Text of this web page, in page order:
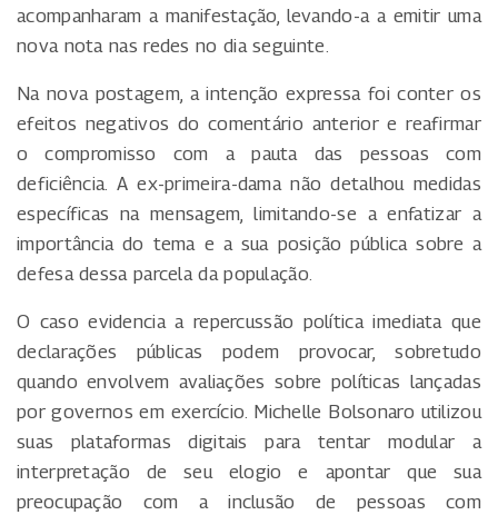
acompanharam a manifestação, levando-a a emitir uma
nova nota nas redes no dia seguinte.
Na nova postagem, a intenção expressa foi conter os
efeitos negativos do comentário anterior e reafirmar
o compromisso com a pauta das pessoas com
deficiência. A ex-primeira-dama não detalhou medidas
específicas na mensagem, limitando-se a enfatizar a
importância do tema e a sua posição pública sobre a
defesa dessa parcela da população.
O caso evidencia a repercussão política imediata que
declarações públicas podem provocar, sobretudo
quando envolvem avaliações sobre políticas lançadas
por governos em exercício. Michelle Bolsonaro utilizou
suas plataformas digitais para tentar modular a
interpretação de seu elogio e apontar que sua
preocupação com a inclusão de pessoas com